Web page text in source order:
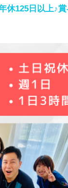
休125日以上♪